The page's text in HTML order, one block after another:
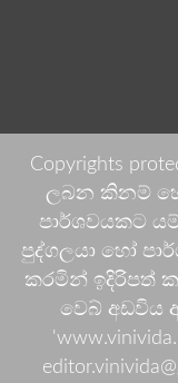
Copyrights
ලබන කිනම්
පාර්ශවයකට
පුද්ගලයා හෝ
කරමින් ඉදිරිපත්
වෙබ් අඩවිය